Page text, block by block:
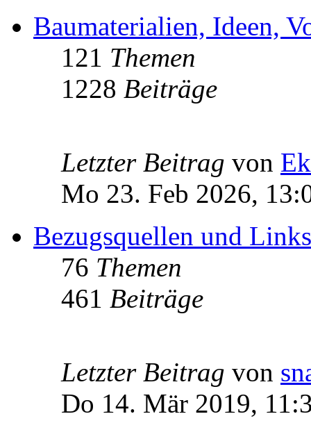
Baumaterialien, Ideen,
121 Themen
1228 Beiträge
Letzter Beitrag von
Mo 23. Feb 2026,
Bezugsquellen und Links
76 Themen
461 Beiträge
Letzter Beitrag von
Do 14. Mär 2019,